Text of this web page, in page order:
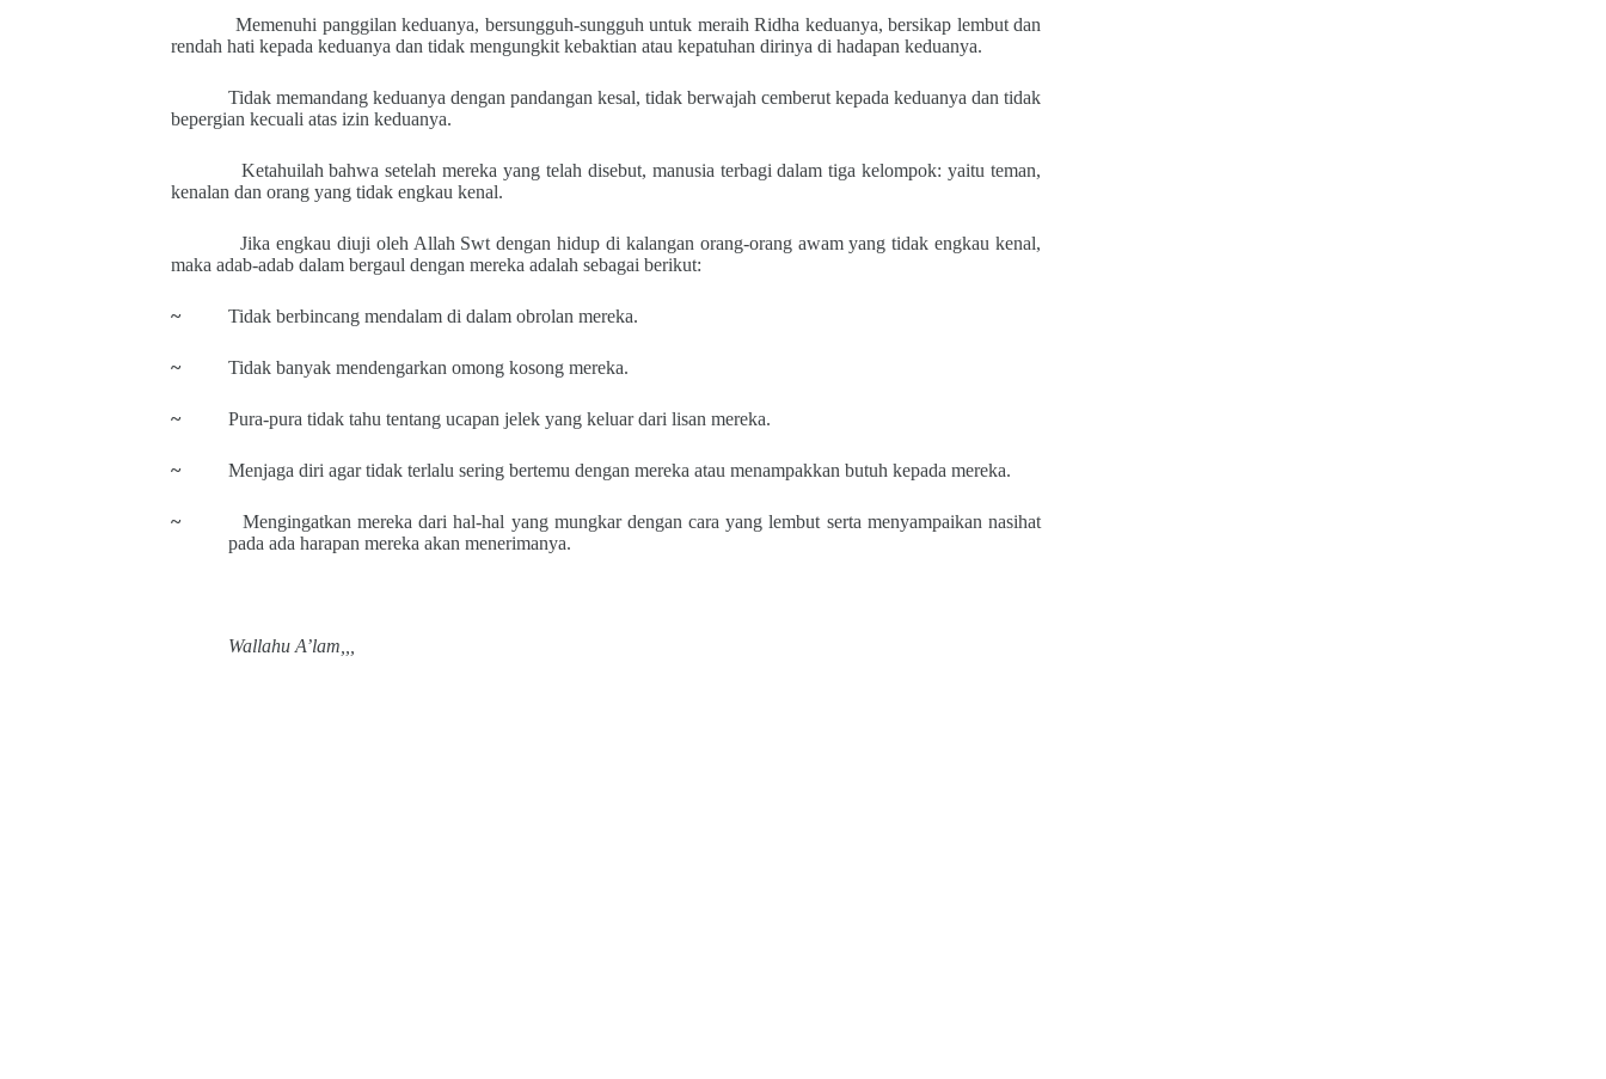
Memenuhi panggilan keduanya, bersungguh-sungguh untuk meraih Ridha keduanya, bersikap lembut dan
rendah hati kepada keduanya dan tidak mengungkit kebaktian atau kepatuhan dirinya di hadapan keduanya.
Tidak memandang keduanya dengan pandangan kesal, tidak berwajah cemberut kepada keduanya dan tidak
bepergian kecuali atas izin keduanya.
Ketahuilah bahwa setelah mereka yang telah disebut, manusia terbagi dalam tiga kelompok: yaitu teman,
kenalan dan orang yang tidak engkau kenal.
Jika engkau diuji oleh Allah Swt dengan hidup di kalangan orang-orang awam yang tidak engkau kenal,
maka adab-adab dalam bergaul dengan mereka adalah sebagai berikut:
~ Tidak berbincang mendalam di dalam obrolan mereka.
~ Tidak banyak mendengarkan omong kosong mereka.
~ Pura-pura tidak tahu tentang ucapan jelek yang keluar dari lisan mereka.
~ Menjaga diri agar tidak terlalu sering bertemu dengan mereka atau menampakkan butuh kepada mereka.
~
Mengingatkan mereka dari hal-hal yang mungkar dengan cara yang lembut serta menyampaikan nasihat
pada ada harapan mereka akan menerimanya.
Wallahu A’lam,,,